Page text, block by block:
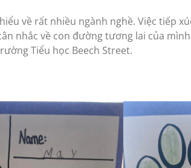
về rất nhiều ngành nghề. Việc tiếp
nhắc về con đường tương lai của
Tiểu học Beech Street.